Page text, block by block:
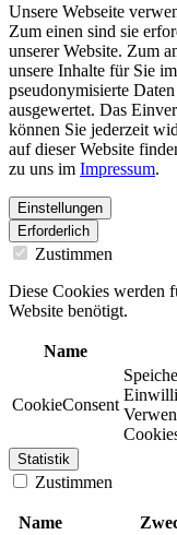
Unsere Webseite
Zum einen sind sie
unserer Website. Zum
unsere Inhalte für Sie
pseudonymisierte
ausgewertet. Das
können Sie jederzeit
auf dieser Website
zu uns im Impressum.
Einstellungen
Erforderlich
Zustimmen
Diese Cookies werden
Website benötigt.
Name
CookieConsent
Statistik
Zustimmen
Name